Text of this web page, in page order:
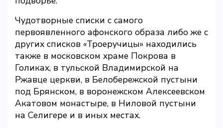
Чудотворные списки с самого
первоявленного афонского образа либо же с
других списков «Троеручицы» находились
также в московском храме Покрова в
Голиках, в тульской Владимирской на
Ржавце церкви, в Белобережской пустыни
под Брянском, в воронежском Алексеевском
Акатовом монастыре, в Ниловой пустыни
на Селигере и в иных местах.